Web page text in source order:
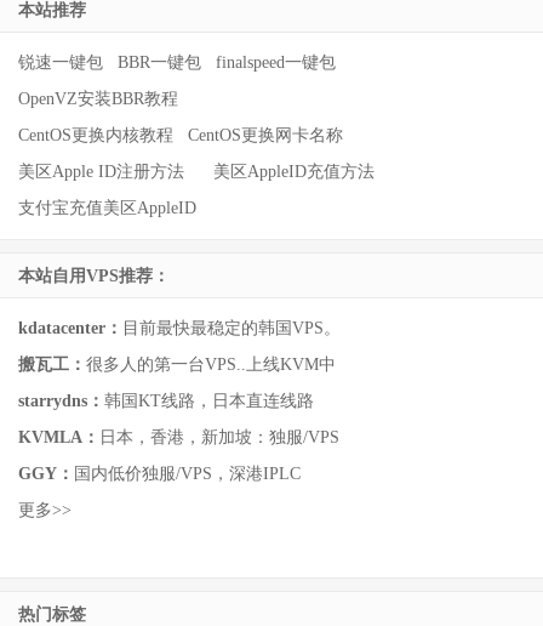
本站推荐
锐速一键包 BBR一键包
finalspeed一键包
OpenVZ安装BBR教程
CentOS更换内核教程
CentOS更换网卡名称
美区Apple ID注册方法
美区AppleID充值方法
支付宝充值美区AppleID
本站自用VPS推荐：
kdatacenter： 目前最快最稳定的韩国VPS。
搬瓦工： 很多人的第一台VPS..上线KVM中
starrydns： 韩国KT线路，日本直连线路
KVMLA： 日本，香港，新加坡：独服/VPS
GGY： 国内低价独服/VPS，深港IPLC
更多>>
热门标签